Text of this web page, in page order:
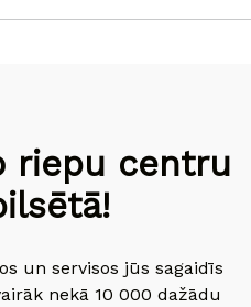
riepu centru
un servisos jūs sagaidīs
nekā 10 000 dažādu